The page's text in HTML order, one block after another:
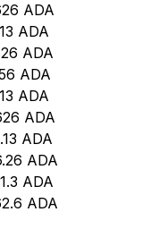
ADA
ADA
ADA
ADA
ADA
ADA
ADA
ADA
ADA
ADA